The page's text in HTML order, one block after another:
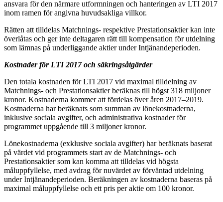
ansvara för den närmare utformningen och hanteringen av LTI 2017
inom ramen för angivna huvudsakliga villkor.
Rätten att tilldelas Matchnings- respektive Prestationsaktier kan inte
överlåtas och ger inte deltagaren rätt till kompensation för utdelning
som lämnas på underliggande aktier under Intjänandeperioden.
Kostnader för LTI 2017 och säkringsåtgärder
Den totala kostnaden för LTI 2017 vid maximal tilldelning av
Matchnings- och Prestationsaktier beräknas till högst 318 miljoner
kronor. Kostnaderna kommer att fördelas över åren 2017–2019.
Kostnaderna har beräknats som summan av lönekostnaderna,
inklusive sociala avgifter, och administrativa kostnader för
programmet uppgående till 3 miljoner kronor.
Lönekostnaderna (exklusive sociala avgifter) har beräknats baserat
på värdet vid programmets start av de Matchnings- och
Prestationsaktier som kan komma att tilldelas vid högsta
måluppfyllelse, med avdrag för nuvärdet av förväntad utdelning
under Intjänandeperioden. Beräkningen av kostnaderna baseras på
maximal måluppfyllelse och ett pris per aktie om 100 kronor.